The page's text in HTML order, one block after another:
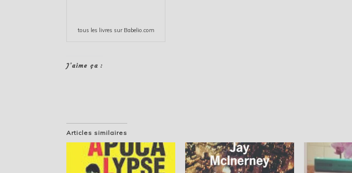
tous les livres sur Babelio.com
J’aime ça :
Articles similaires